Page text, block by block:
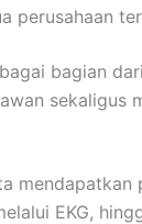
perusahaan
bagian
EKG,